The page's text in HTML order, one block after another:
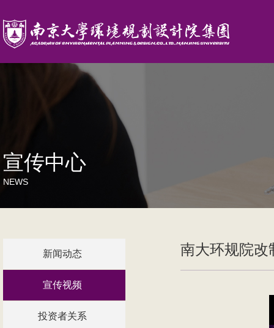
宣传中心
NEWS
新闻动态
宣传视频
投资者关系
南大环规院改